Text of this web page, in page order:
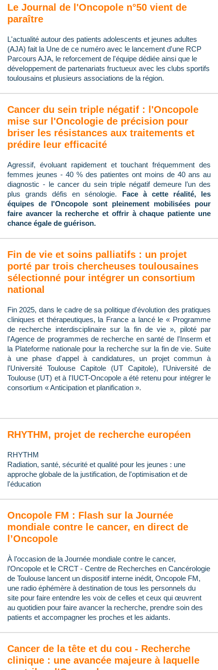
Le Journal de l'Oncopole n°50 vient de
paraître
L'actualité autour des patients adolescents et jeunes adultes
(AJA) fait la Une de ce numéro avec le lancement d'une RCP
Parcours AJA, le reforcement de l'équipe dédiée ainsi que le
développement de partenariats fructueux avec les clubs sportifs
toulousains et plusieurs associations de la région.
Cancer du sein triple négatif : l'Oncopole
mise sur l'Oncologie de précision pour
briser les résistances aux traitements et
prédire leur efficacité
Agressif, évoluant rapidement et touchant fréquemment des
femmes jeunes - 40 % des patientes ont moins de 40 ans au
diagnostic - le cancer du sein triple négatif demeure l’un des
plus grands défis en sénologie. Face à cette réalité, les
équipes de l'Oncopole sont pleinement mobilisées pour
faire avancer la recherche et offrir à chaque patiente une
chance égale de guérison.
Fin de vie et soins palliatifs : un projet
porté par trois chercheuses toulousaines
sélectionné pour intégrer un consortium
national
Fin 2025, dans le cadre de sa politique d'évolution des pratiques
cliniques et thérapeutiques, la France a lancé le « Programme
de recherche interdisciplinaire sur la fin de vie », piloté par
l'Agence de programmes de recherche en santé de l'Inserm et
la Plateforme nationale pour la recherche sur la fin de vie. Suite
à une phase d'appel à candidatures, un projet commun à
l'Université Toulouse Capitole (UT Capitole), l'Université de
Toulouse (UT) et à l'IUCT-Oncopole a été retenu pour intégrer le
consortium « Anticipation et planification ».
RHYTHM, projet de recherche européen
RHYTHM
Radiation, santé, sécurité et qualité pour les jeunes : une
approche globale de la justification, de l'optimisation et de
l'éducation
Oncopole FM : Flash sur la Journée
mondiale contre le cancer, en direct de
l’Oncopole
À l’occasion de la Journée mondiale contre le cancer,
l’Oncopole et le CRCT - Centre de Recherches en Cancérologie
de Toulouse lancent un dispositif interne inédit, Oncopole FM,
une radio éphémère à destination de tous les personnels du
site pour faire entendre les voix de celles et ceux qui œuvrent
au quotidien pour faire avancer la recherche, prendre soin des
patients et accompagner les proches et les aidants.
Cancer de la tête et du cou - Recherche
clinique : une avancée majeure à laquelle